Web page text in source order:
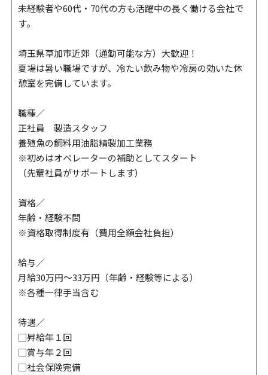
未経験者や60代・70代の方も活躍中の長く働ける会社で
す。
埼玉県草加市近郊（通勤可能な方）大歓迎！
夏場は暑い職場ですが、冷たい飲み物や冷房の効いた休
憩室を完備しています。
職種／
正社員 製造スタッフ
養殖魚の飼料用油脂精製加工業務
※初めはオペレーターの補助としてスタート
（先輩社員がサポートします）
資格／
年齢・経験不問
※資格取得制度有（費用全額会社負担）
給与／
月給30万円～33万円（年齢・経験等による）
※各種一律手当含む
待遇／
□昇給年１回
□賞与年２回
□社会保険完備